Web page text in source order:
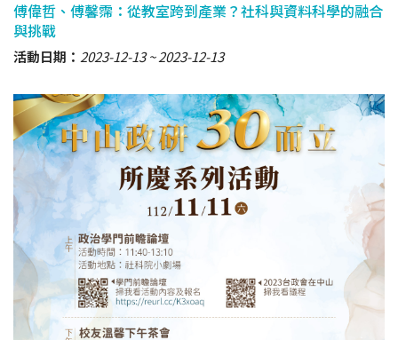
傅偉哲、傅馨霈：從教室跨到產業？社科與資料科學的融合
與挑戰
活動日期： 2023-12-13 2023-12-13